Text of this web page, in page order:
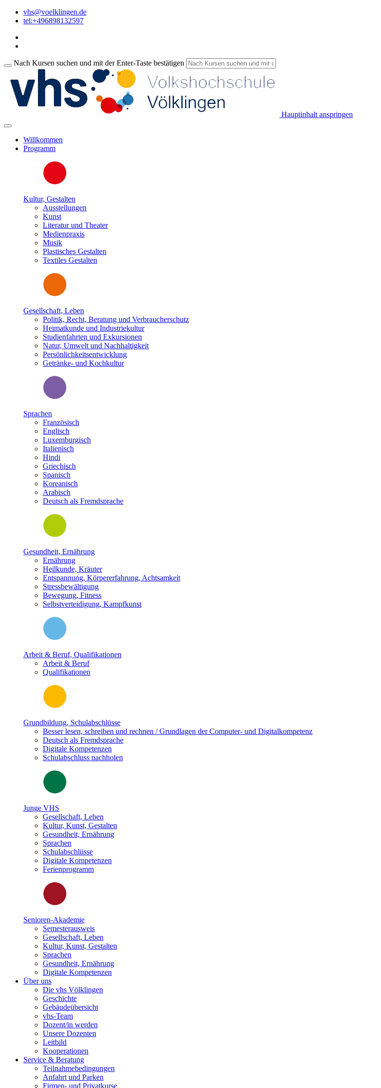
vhs@voelklingen.de
tel:+496898132597
Nach Kursen suchen und mit der Enter-Taste bestätigen
Hauptinhalt anspringen
Willkommen
Programm
Kultur, Gestalten
Ausstellungen
Kunst
Literatur und Theater
Medienpraxis
Musik
Plastisches Gestalten
Textiles Gestalten
Gesellschaft, Leben
Politik, Recht, Beratung und Verbraucherschutz
Heimatkunde und Industriekultur
Studienfahrten und Exkursionen
Natur, Umwelt und Nachhaltigkeit
Persönlichkeitsentwicklung
Getränke- und Kochkultur
Sprachen
Französisch
Englisch
Luxemburgisch
Italienisch
Hindi
Griechisch
Spanisch
Koreanisch
Arabisch
Deutsch als Fremdsprache
Gesundheit, Ernährung
Ernährung
Heilkunde, Kräuter
Entspannung, Körpererfahrung, Achtsamkeit
Stressbewältigung
Bewegung, Fitness
Selbstverteidigung, Kampfkunst
Arbeit & Beruf, Qualifikationen
Arbeit & Beruf
Qualifikationen
Grundbildung, Schulabschlüsse
Besser lesen, schreiben und rechnen / Grundlagen der Computer- und Digitalkompetenz
Deutsch als Fremdsprache
Digitale Kompetenzen
Schulabschluss nachholen
Junge VHS
Gesellschaft, Leben
Kultur, Kunst, Gestalten
Gesundheit, Ernährung
Sprachen
Schulabschlüsse
Digitale Kompetenzen
Ferienprogramm
Senioren-Akademie
Semesterausweis
Gesellschaft, Leben
Kultur, Kunst, Gestalten
Sprachen
Gesundheit, Ernährung
Digitale Kompetenzen
Über uns
Die vhs Völklingen
Geschichte
Gebäudeübersicht
vhs-Team
Dozent/in werden
Unsere Dozenten
Leitbild
Kooperationen
Service & Beratung
Teilnahmebedingungen
Anfahrt und Parken
Firmen- und Privatkurse